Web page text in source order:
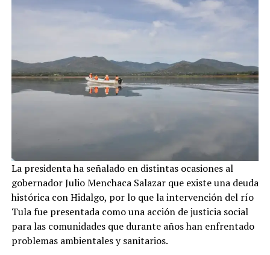
La presidenta ha señalado en distintas ocasiones al
gobernador Julio Menchaca Salazar que existe una deuda
histórica con Hidalgo, por lo que la intervención del río
Tula fue presentada como una acción de justicia social
para las comunidades que durante años han enfrentado
problemas ambientales y sanitarios.